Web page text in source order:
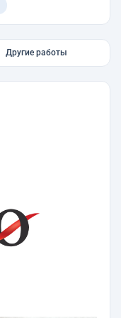
Другие работы